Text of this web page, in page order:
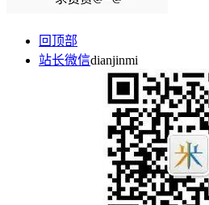
回顶部
站长微信dianjinmi